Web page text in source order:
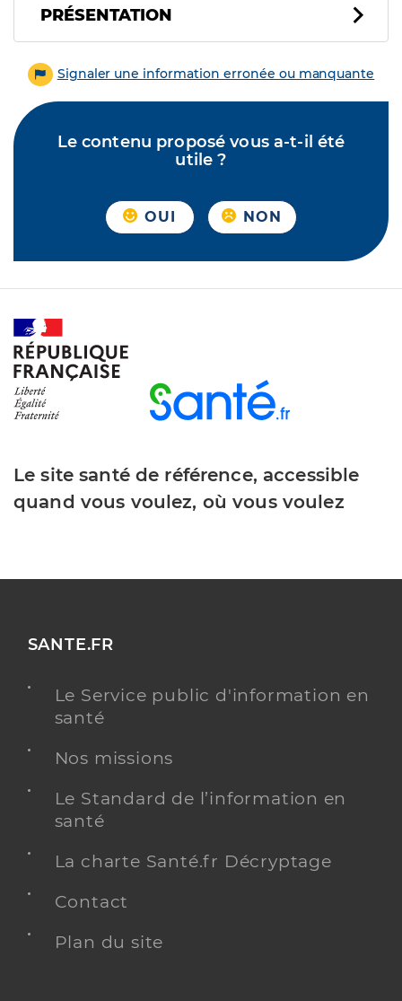
PRÉSENTATION
Signaler une information erronée ou manquante
Le contenu proposé vous a-t-il été
utile ?
OUI NON
Le site santé de référence, accessible
quand vous voulez, où vous voulez
SANTE.FR
Le Service public d'information en
santé
Nos missions
Le Standard de l’information en
santé
La charte Santé.fr Décryptage
Contact
Plan du site